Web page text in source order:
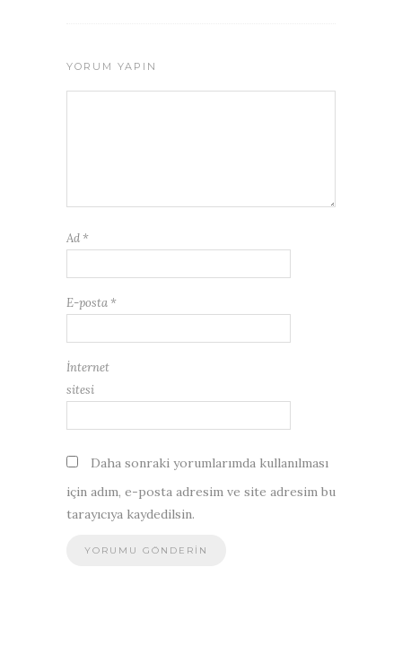
YORUM YAPIN
Ad *
E-posta *
İnternet
sitesi
Daha sonraki yorumlarımda kullanılması
için adım, e-posta adresim ve site adresim bu
tarayıcıya kaydedilsin.